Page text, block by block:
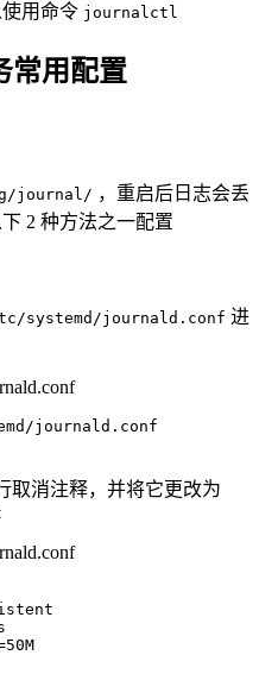
用命令 journalctl
常用配置
journal/ ，重启后日志会丢
2 种方法之一配置
systemd/journald.conf 进
journald.conf
取消注释，并将它更改为
50M